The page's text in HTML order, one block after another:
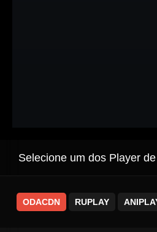
Selecione um dos Player
ODACDN RUPLAY